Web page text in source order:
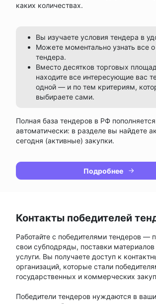
каких количествах.
Вы изучаете условия тендера в
Можете моментально узнать все о
тендера.
Вместо десятков торговых
находите все интересующие вас
одной — и по тем критериям,
выбираете сами.
Полная база тендеров в РФ пополняется
автоматически: в разделе вы найдете
сегодня (активные) закупки.
Подробнее
Контакты победителей
Работайте с победителями тендеров —
свои субподряды, поставки материалов
услуги. Вы получаете доступ к
организаций, которые стали
государственных и коммерческих
Победители тендеров нуждаются в